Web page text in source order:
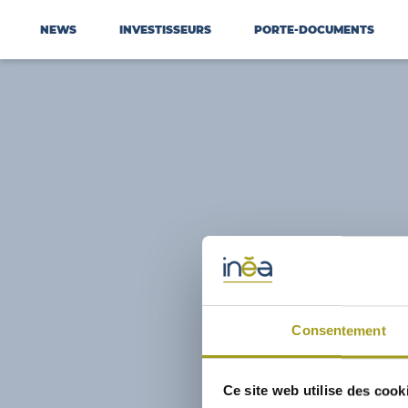
Consentement
Ce site web utilise des
NEWS INVESTISSEURS PORTE-DOCUMENTS